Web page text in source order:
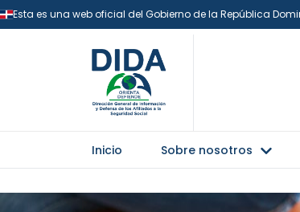
Esta es una web oficial del Gobierno de la República
Inicio Sobre nosotros